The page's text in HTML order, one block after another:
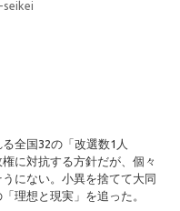
全国32の「改選数1人
に対抗する方針だが、個々
にない。小異を捨てて大同
理想と現実」を追った。